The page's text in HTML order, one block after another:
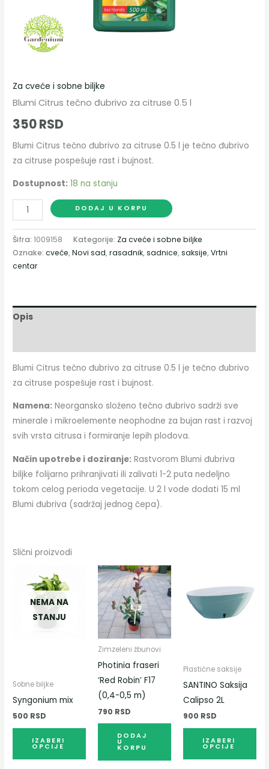
Za cveće i sobne biljke
Blumi Citrus tečno đubrivo za citruse 0.5 l
350RSD
Blumi Citrus tečno đubrivo za citruse 0.5 l je tečno đubrivo
za citruse pospešuje rast i bujnost.
Dostupnost: 18 na stanju
DODAJ U KORPU
Šifra:1009158 Kategorije: Za cveće i sobne biljke
Oznake:cveće,Novi sad,rasadnik,sadnice,saksije,Vrtni
centar
Opis
Blumi Citrus tečno đubrivo za citruse 0.5 l je tečno đubrivo
za citruse pospešuje rast i bujnost.
Namena: Neorgansko složeno tečno đubrivo sadrži sve
minerale i mikroelemente neophodne za bujan rast i razvoj
svih vrsta citrusa i formiranje lepih plodova.
Način upotrebe i doziranje: Rastvorom Blumi đubriva
biljke folijarno prihranjivati ili zalivati 1-2 puta nedeljno
tokom celog perioda vegetacije. U 2 l vode dodati 15 ml
Blumi đubriva (sadržaj jednog čepa).
Slični proizvodi
NEMA NA
STANJU
Sobne biljke
Syngonium mix
500 RSD
IZABERI
OPCIJE
Овај
производ
има
више
варијанти.
Опције
могу
бити
изабране
страници
производа.
Zimzeleni žbunovi
Photinia fraseri
‘Red Robin’ F17
(0,4-0,5 m)
790 RSD
DODAJ
U
KORPU
Plastične saksije
SANTINO Saksija
Calipso 2L
900 RSD
IZABERI
OPCIJE